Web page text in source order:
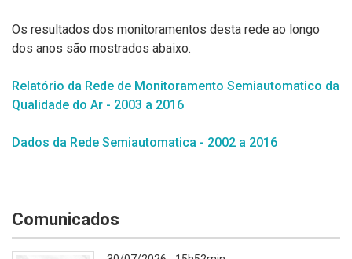
Os resultados dos monitoramentos desta rede ao longo
dos anos são mostrados abaixo.
Relatório da Rede de Monitoramento Semiautomatico da
Qualidade do Ar - 2003 a 2016
Dados da Rede Semiautomatica - 2002 a 2016
Comunicados